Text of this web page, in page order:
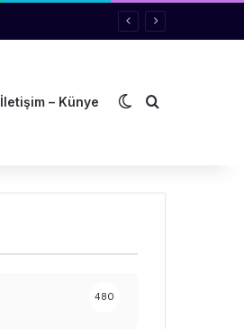
İletişim – Künye Dış görünümü
Arama yap
480